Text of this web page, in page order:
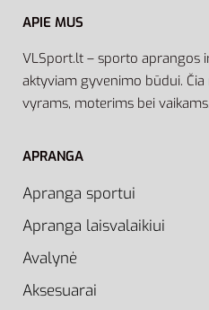
APIE MUS
VLSport.lt – sporto aprangos
aktyviam gyvenimo būdui.
vyrams, moterims bei vaikams.
APRANGA
Apranga sportui
Apranga laisvalaikiui
Avalynė
Aksesuarai